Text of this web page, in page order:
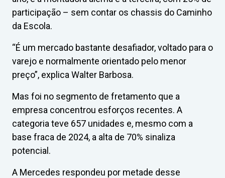
participação – sem contar os chassis do Caminho
da Escola.
“É um mercado bastante desafiador, voltado para o
varejo e normalmente orientado pelo menor
preço”, explica Walter Barbosa.
Mas foi no segmento de fretamento que a
empresa concentrou esforços recentes. A
categoria teve 657 unidades e, mesmo com a
base fraca de 2024, a alta de 70% sinaliza
potencial.
A Mercedes respondeu por metade desse